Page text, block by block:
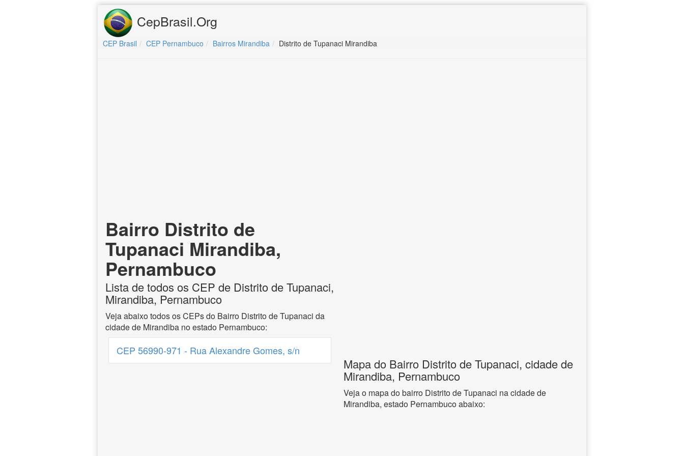
CepBrasil.Org
CEP Brasil CEP Pernambuco Bairros Mirandiba Distrito de Tupanaci Mirandiba
Bairro Distrito de
Tupanaci Mirandiba,
Pernambuco
Lista de todos os CEP de Distrito de Tupanaci,
Mirandiba, Pernambuco
Veja abaixo todos os CEPs do Bairro Distrito de Tupanaci da
cidade de Mirandiba no estado Pernambuco:
CEP 56990-971 - Rua Alexandre Gomes, s/n
Mapa do Bairro Distrito de Tupanaci, cidade de
Mirandiba, Pernambuco
Veja o mapa do bairro Distrito de Tupanaci na cidade de
Mirandiba, estado Pernambuco abaixo: